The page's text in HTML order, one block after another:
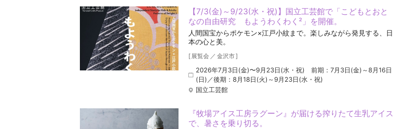
【7/3(金)～9/23(水・祝)】国立工芸館で「こどもとおと
なの自由研究 もようわくわく²」を開催。
人間国宝からポケモン×江戸小紋まで。楽しみながら発見する、日
本の心と美。
[ 展覧会 ／ 金沢市]
2026年7月3日(金)〜9月23日(水・祝) 前期：7月3日(金)～8月16日
(日)／後期：8月18日(火)～9月23日(水・祝)
国立工芸館
『牧場アイス工房ラグーン』が届ける搾りたて生乳アイス
で、暑さを乗り切る。